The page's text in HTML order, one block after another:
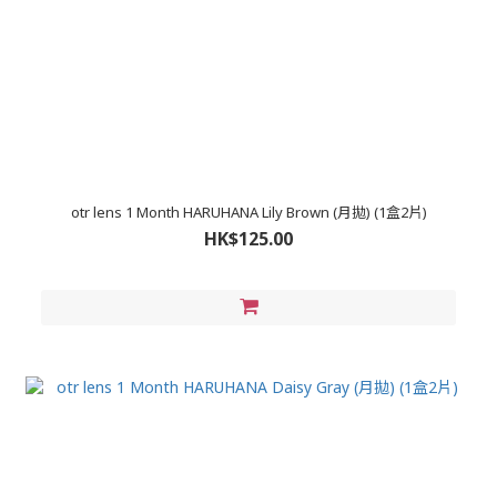
otr lens 1 Month HARUHANA Lily Brown (月拋) (1盒2片)
HK$125.00